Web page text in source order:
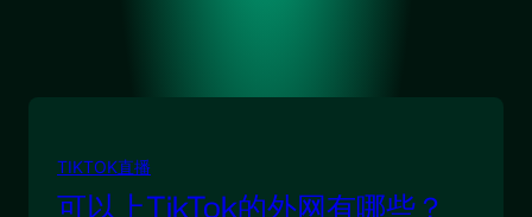
TIKTOK直播
可以上TikTok的外网有哪些？